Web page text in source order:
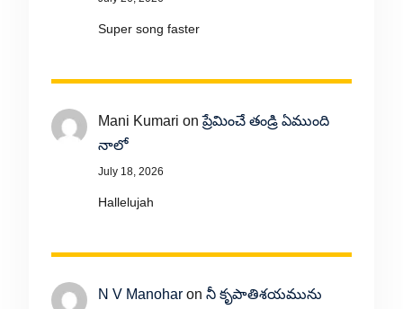
Super song faster
Mani Kumari onప్రేమించే తండ్రి ఏముంది
నాలో
July 18, 2026
Hallelujah
N V Manoharon నీ కృపాతిశయమును